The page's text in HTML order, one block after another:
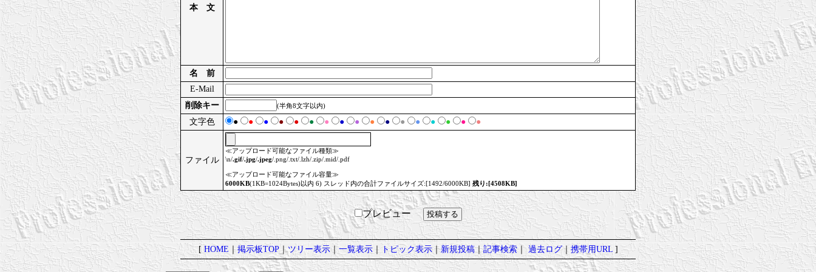
本 文
名 前
E-Mail
削除キー
(半角8文字以内)
文字色 ● ● ● ● ● ● ● ● ● ● ● ● ● ● ● ● ●
ファイル
≪アップロード可能なファイル種類≫
\n/.gif/.jpg/.jpeg/.png/.txt/.lzh/.zip/.mid/.pdf
≪アップロード可能なファイル容量≫
6000KB(1KB=1024Bytes)以内 6) スレッド内の合計ファイルサイズ:[1492/6000KB] 残り:[4508KB]
プレビュー
[ HOME ｜掲示板TOP｜ツリー表示｜一覧表示｜トピック表示｜新規投稿｜記事検索｜過去ログ｜携帯用URL]